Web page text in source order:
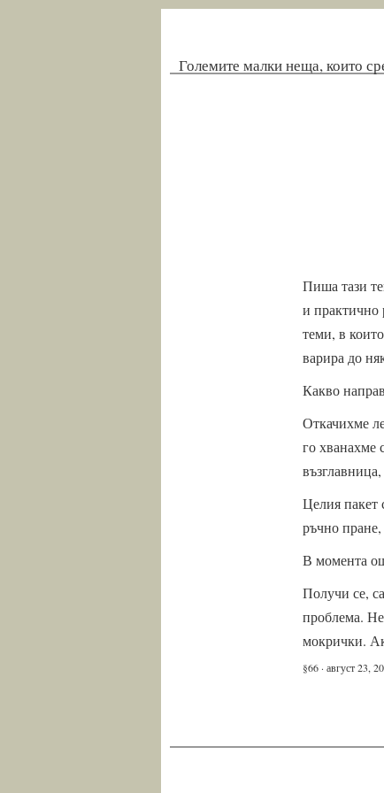
Големите малки неща, които
Пиша тази
и практично
теми, в
варира до
Какво
Откачихме
го хванахме
Целия пакет
ръчно пране,
В момента
Получи се,
проблема.
мокрички.
§66 · август 23,